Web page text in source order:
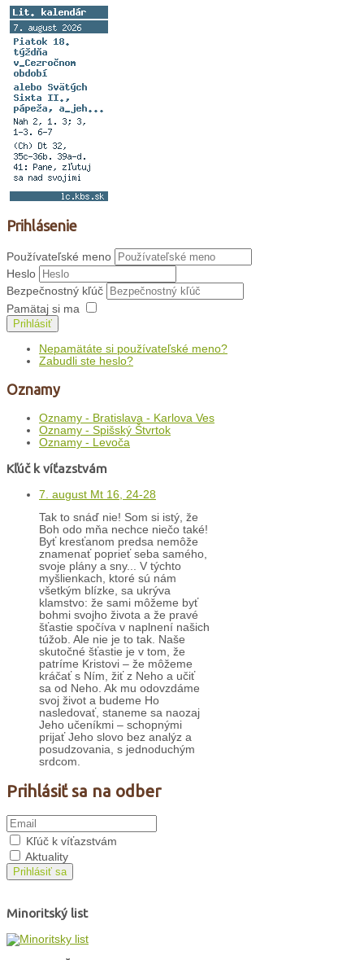
Prihlásenie
Používateľské meno
Heslo
Bezpečnostný kľúč
Pamätaj si ma
Prihlásiť
Nepamätáte si používateľské meno?
Zabudli ste heslo?
Oznamy
Oznamy - Bratislava - Karlova Ves
Oznamy - Spišský Štvrtok
Oznamy - Levoča
Kľúč k víťazstvám
7. august Mt 16, 24-28
Tak to snáď nie! Som si istý, že
Boh odo mňa nechce niečo také!
Byť kresťanom predsa nemôže
znamenať poprieť seba samého,
svoje plány a sny... V týchto
myšlienkach, ktoré sú nám
všetkým blízke, sa ukrýva
klamstvo: že sami môžeme byť
bohmi svojho života a že pravé
šťastie spočíva v naplnení našich
túžob. Ale nie je to tak. Naše
skutočné šťastie je v tom, že
patríme Kristovi – že môžeme
kráčať s Ním, žiť z Neho a učiť
sa od Neho. Ak mu odovzdáme
svoj život a budeme Ho
nasledovať, staneme sa naozaj
Jeho učeníkmi – schopnými
prijať Jeho slovo bez analýz a
posudzovania, s jednoduchým
srdcom.
Prihlásiť sa na odber
Kľúč k víťazstvám
Aktuality
Prihlásiť sa
Minoritský list